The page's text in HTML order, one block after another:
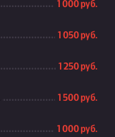
1 000 руб.
1 050 руб.
1 250 руб.
1 500 руб.
1 000 руб.